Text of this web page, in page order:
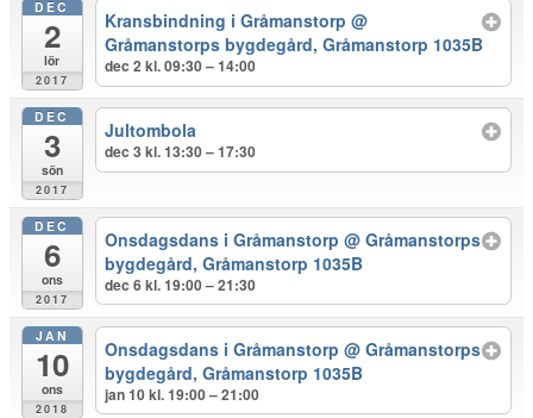
DEC
2
lör
2017
Kransbindning i Gråmanstorp@
Gråmanstorps bygdegård, Gråmanstorp 1035B
dec 2 kl. 09:30 – 14:00
DEC
3
sön
2017
Jultombola
dec 3 kl. 13:30 – 17:30
DEC
6
ons
2017
Onsdagsdans i Gråmanstorp@ Gråmanstorps
bygdegård, Gråmanstorp 1035B
dec 6 kl. 19:00 – 21:30
JAN
10
ons
2018
Onsdagsdans i Gråmanstorp@ Gråmanstorps
bygdegård, Gråmanstorp 1035B
jan 10 kl. 19:00 – 21:00